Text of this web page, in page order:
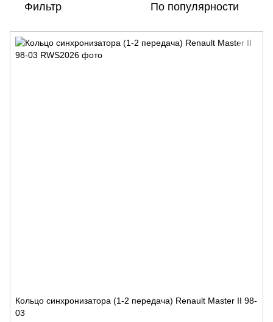
Фильтр По популярности
Кольцо синхронизатора (1-2 передача) Renault Master II 98-
03